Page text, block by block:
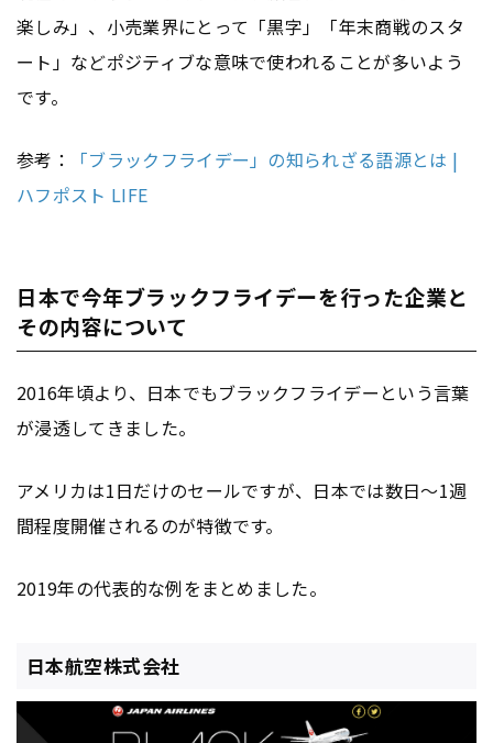
楽しみ」、小売業界にとって「黒字」「年末商戦のスタ
ート」などポジティブな意味で使われることが多いよう
です。
参考：
「ブラックフライデー」の知られざる語源とは |
ハフポスト LIFE
日本で今年ブラックフライデーを行った企業と
その内容について
2016年頃より、日本でもブラックフライデーという言葉
が浸透してきました。
アメリカは1日だけのセールですが、日本では数日〜1週
間程度開催されるのが特徴です。
2019年の代表的な例をまとめました。
日本航空株式会社